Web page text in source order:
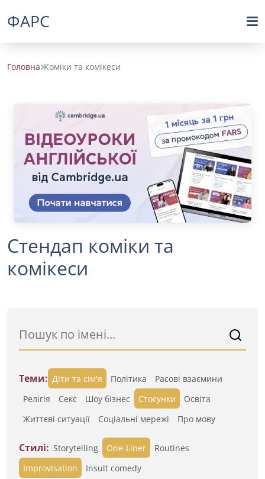
ФАРС
Головна Коміки та комікеси
Стендап коміки та
комікеси
Теми: Діти та сім'я Політика
Расові взаємини
Релігія
Секс Шоу бізнес Стосунки
Освіта
Життєві ситуації
Cоціальні мережі Про мову
Стилі: Storytelling One-Liner
Routines
Improvisation
Insult comedy